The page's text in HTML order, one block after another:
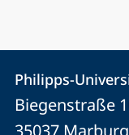
Kontakt
und
Philipps-
Universität
Philipps-
Biegenstraße